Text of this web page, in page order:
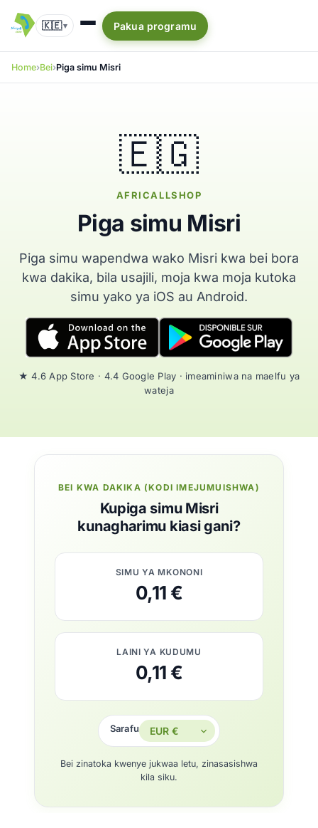
🇰🇪▾ Pakua programu
Home Bei Piga simu Misri
🇪🇬
AFRICALLSHOP
Piga simu Misri
Piga simu wapendwa wako Misri kwa bei bora
kwa dakika, bila usajili, moja kwa moja kutoka
simu yako ya iOS au Android.
★ 4.6 App Store · 4.4 Google Play · imeaminiwa na maelfu ya
wateja
BEI KWA DAKIKA (KODI IMEJUMUISHWA)
Kupiga simu Misri
kunagharimu kiasi gani?
SIMU YA MKONONI
0,11 €
LAINI YA KUDUMU
0,11 €
Sarafu
Bei zinatoka kwenye jukwaa letu, zinasasishwa
kila siku.